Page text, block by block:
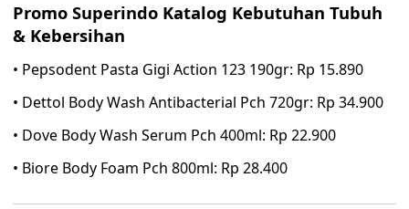
Promo Superindo Katalog Kebutuhan Tubuh
& Kebersihan
• Pepsodent Pasta Gigi Action 123 190gr: Rp 15.890
• Dettol Body Wash Antibacterial Pch 720gr: Rp 34.900
• Dove Body Wash Serum Pch 400ml: Rp 22.900
• Biore Body Foam Pch 800ml: Rp 28.400